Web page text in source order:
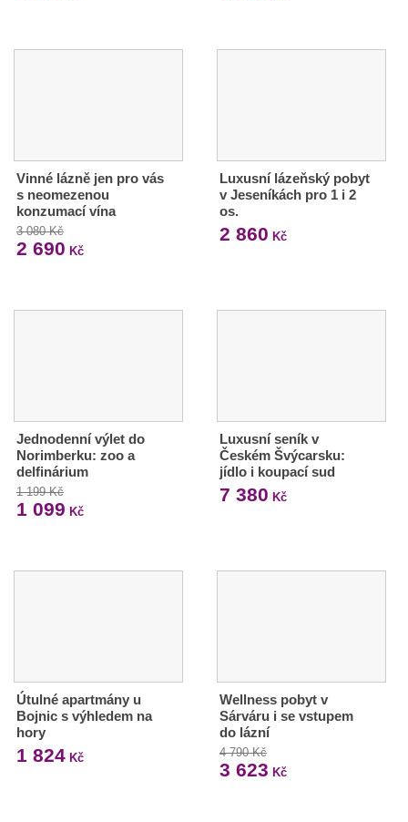
Vinné lázně jen pro vás
s neomezenou
konzumací vína
3 080 Kč
2 690 Kč
Luxusní lázeňský pobyt
v Jeseníkách pro 1 i 2
os.
2 860 Kč
Jednodenní výlet do
Norimberku: zoo a
delfinárium
1 199 Kč
1 099 Kč
Luxusní seník v
Českém Švýcarsku:
jídlo i koupací sud
7 380 Kč
Útulné apartmány u
Bojnic s výhledem na
hory
1 824 Kč
Wellness pobyt v
Sárváru i se vstupem
do lázní
4 790 Kč
3 623 Kč